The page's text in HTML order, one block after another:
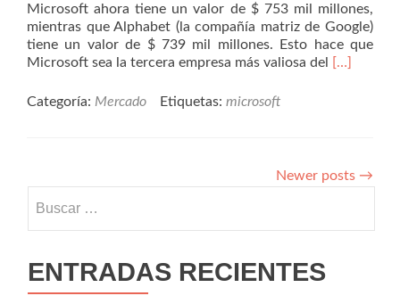
de
10
años,
125
de
Microsoft ahora tiene un valor de $ 753 mil millones,
mientras que Alphabet (la compañía matriz de Google)
tiene un valor de $ 739 mil millones. Esto hace que
Microsoft sea la tercera empresa más valiosa del
Read
empresa
[…]
Categoría: Mercado Etiquetas: microsoft
Newer posts →
ENTRADAS RECIENTES